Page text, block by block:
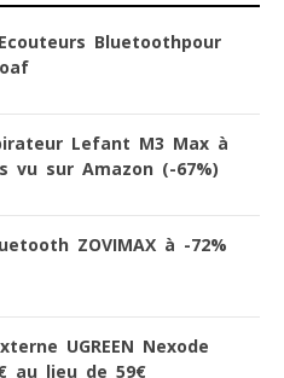
Bluetoothpour
Lefant M3 Max à
vu sur Amazon (-67%)
ZOVIMAX à -72%
UGREEN Nexode
au lieu de 59€